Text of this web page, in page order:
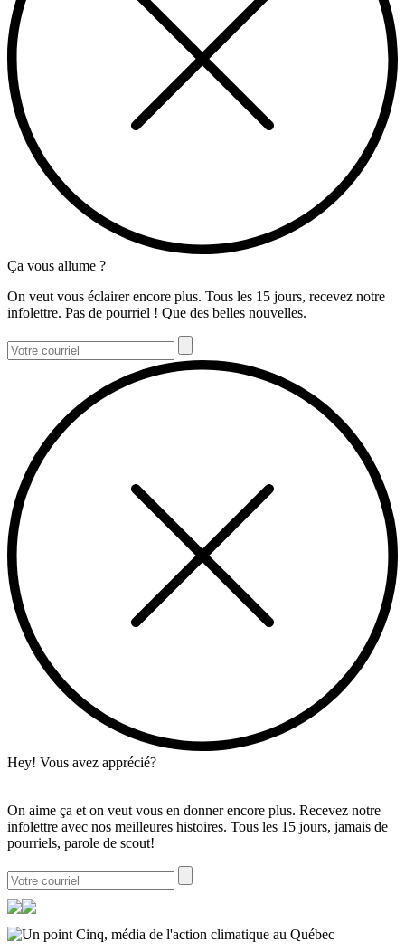
Ça vous allume ?
On veut vous éclairer encore plus. Tous les 15 jours, recevez notre
infolettre. Pas de pourriel ! Que des belles nouvelles.
Hey! Vous avez apprécié?
On aime ça et on veut vous en donner encore plus. Recevez notre
infolettre avec nos meilleures histoires. Tous les 15 jours, jamais de
pourriels, parole de scout!